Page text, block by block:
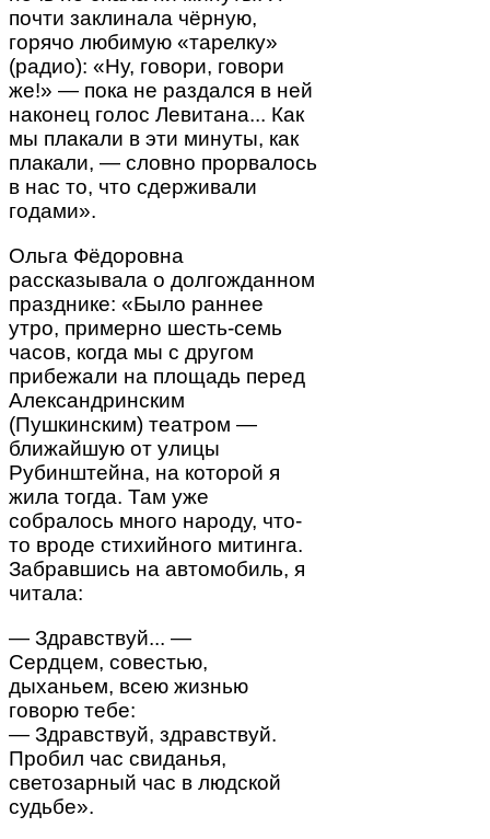
почти заклинала чёрную,
горячо любимую «тарелку»
(радио): «Ну, говори, говори
же!» — пока не раздался в ней
наконец голос Левитана... Как
мы плакали в эти минуты, как
плакали, — словно прорвалось
в нас то, что сдерживали
годами».
Ольга Фёдоровна
рассказывала о долгожданном
празднике: «Было раннее
утро, примерно шесть-семь
часов, когда мы с другом
прибежали на площадь перед
Александринским
(Пушкинским) театром —
ближайшую от улицы
Рубинштейна, на которой я
жила тогда. Там уже
собралось много народу, что-
то вроде стихийного митинга.
Забравшись на автомобиль, я
читала:
— Здравствуй... —
Сердцем, совестью,
дыханьем, всею жизнью
говорю тебе:
— Здравствуй, здравствуй.
Пробил час свиданья,
светозарный час в людской
судьбе».